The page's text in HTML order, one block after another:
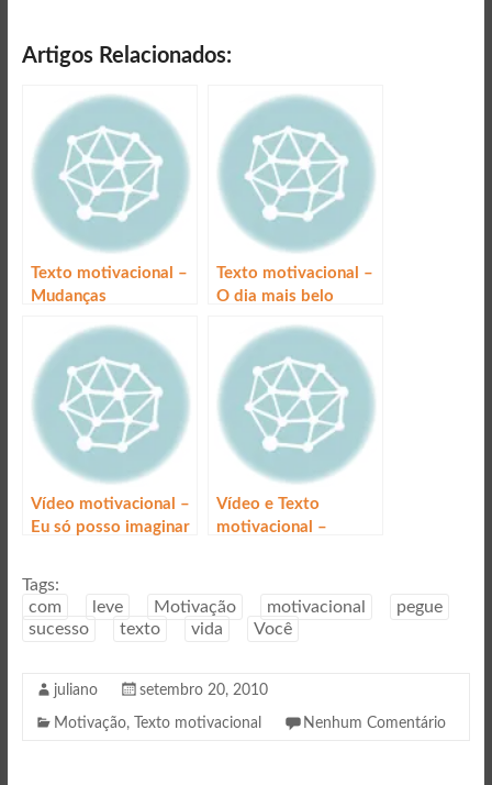
Artigos Relacionados:
Texto motivacional –
Mudanças
Texto motivacional –
O dia mais belo
Vídeo motivacional –
Eu só posso imaginar
Vídeo e Texto
motivacional –
Tags:
com
leve Motivação motivacional
pegue
sucesso
texto vida Você
juliano setembro 20, 2010
Motivação, Texto motivacional Nenhum Comentário